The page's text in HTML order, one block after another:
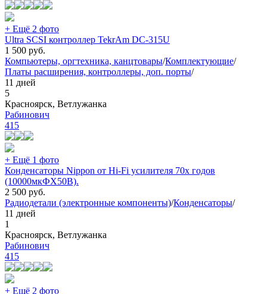
+ Ещё 2 фото
Ultra SCSI контроллер TekrAm DC-315U
1 500 руб.
Компьютеры, оргтехника, канцтовары/Комплектующие/
Платы расширения, контроллеры, доп. порты/
11 дней
5
Красноярск, Ветлужанка
Рабинович
415
+ Ещё 1 фото
Конденсаторы Nippon от Hi-Fi усилителя 70х годов
(10000мкФХ50В).
2 500 руб.
Радиодетали (электронные компоненты)/Конденсаторы/
11 дней
1
Красноярск, Ветлужанка
Рабинович
415
+ Ещё 2 фото